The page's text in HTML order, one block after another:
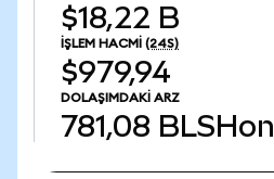
$18,22 B
İŞLEM HACMI (24S)
$979,94
DOLAŞIMDAKI ARZ
781,08 BLSHon